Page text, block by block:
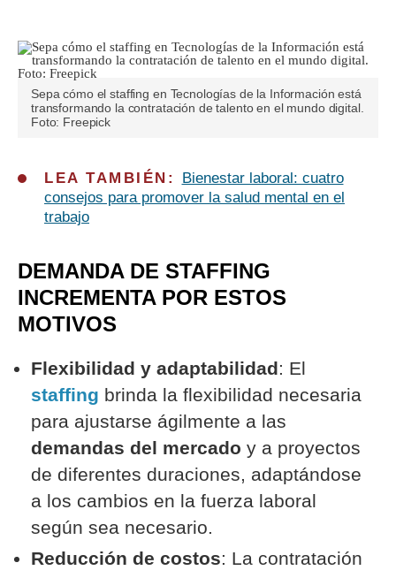
Sepa cómo el staffing en Tecnologías de la Información está
transformando la contratación de talento en el mundo digital.
Foto: Freepick
LEA TAMBIÉN:
Bienestar laboral: cuatro
consejos para promover la salud mental en el
trabajo
DEMANDA DE STAFFING
INCREMENTA POR ESTOS
MOTIVOS
Flexibilidad y adaptabilidad: El
staffing brinda la flexibilidad necesaria
para ajustarse ágilmente a las
demandas del mercado y a proyectos
de diferentes duraciones, adaptándose
a los cambios en la fuerza laboral
según sea necesario.
Reducción de costos: La contratación